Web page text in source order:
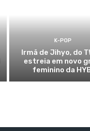
K-POP
Irmã de Jihyo, do
estreia em novo
feminino da